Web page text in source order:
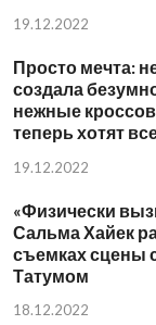
19.12.2022
Просто мечта:
создала
нежные
теперь хотят
19.12.2022
«Физически
Сальма Хайек
съемках сцены
Татумом
18.12.2022